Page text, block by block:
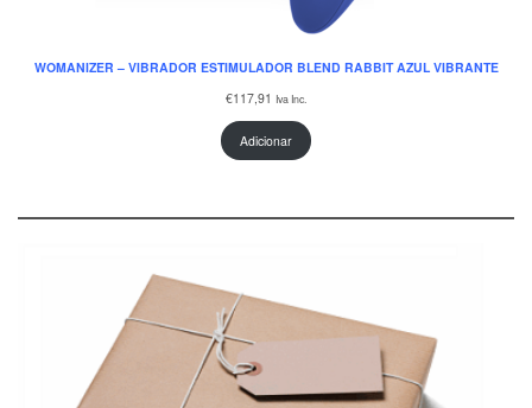
WOMANIZER – VIBRADOR ESTIMULADOR BLEND RABBIT AZUL VIBRANTE
€117,91 Iva Inc.
Adicionar